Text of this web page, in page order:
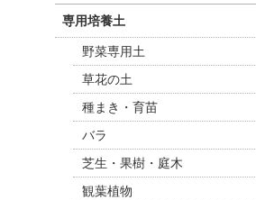
専用培養土
野菜専用土
草花の土
種まき・育苗
バラ
芝生・果樹・庭木
観葉植物